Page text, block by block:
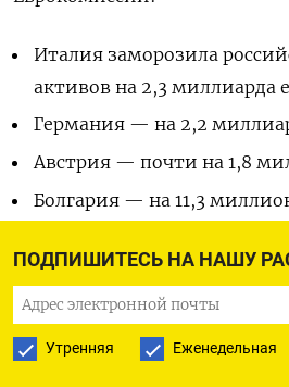
ПОДПИШИТЕСЬ НА НАШУ
Утренняя Еженедельная
Италия заморозила
активов на 2,3 миллиарда
Германия — на 2,2
Австрия — почти на 1,8
Болгария — на 11,3
Словакия — на 4,9
Общая сумма российских
замороженных в странах-